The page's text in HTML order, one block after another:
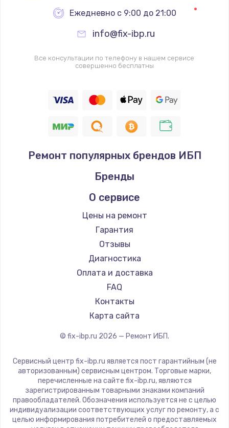
700 руб.
Замена ТЭНа
2500 руб.
Замена шнура
1400 руб.
Заказать
Замена / ремонт электронного модуля
управления
600 руб.
Заказать
Замена конфорки
1100 руб.
Заказать
Замена платы сенсора
Заказать
Замена регулятора режимов конфорки
900 руб.
Ежедневно с 9:00 до 21:00
info@fix-ibp.ru
Все консультации по телефону в нашем сервисе
совершенно бесплатны
Ремонт популярных брендов ИБП
Бренды
О сервисе
Цены на ремонт
Гарантия
Отзывы
Диагностика
Оплата и доставка
FAQ
Контакты
Карта сайта
© fix-ibp.ru 2026 — Ремонт ИБП.
Сервисный центр fix-ibp.ru является пост гарантийным (не
авторизованным) сервисным центром. Торговые марки,
перечисленные на сайте fix-ibp.ru, являются
зарегистрированным товарными знаками компаний
правообладателей. Обозначения используется не с целью
индивидуализации соответствующих услуг по ремонту, а с
целью информирования потребителей о предоставляемых